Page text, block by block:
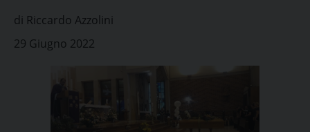
di Riccardo Azzolini
29 Giugno 2022